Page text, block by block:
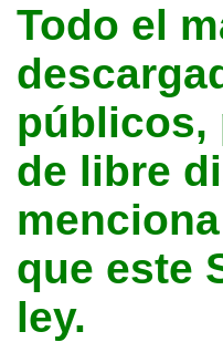
Todo el
públicos,
de libre
que este
ley.